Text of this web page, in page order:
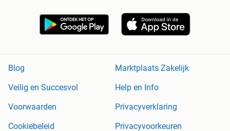
Blog
Marktplaats Zakelijk
Veilig en Succesvol
Help en Info
Voorwaarden
Privacyverklaring
Cookiebeleid
Privacyvoorkeuren